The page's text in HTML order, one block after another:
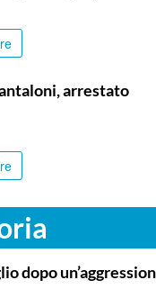
arrestato
dopo